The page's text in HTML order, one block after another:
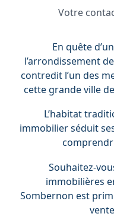
Votre
En quête
l’arrondissement
contredit l’un des
cette grande ville
L’habitat
immobilier séduit
Souhaitez-
immobilières
Sombernon est